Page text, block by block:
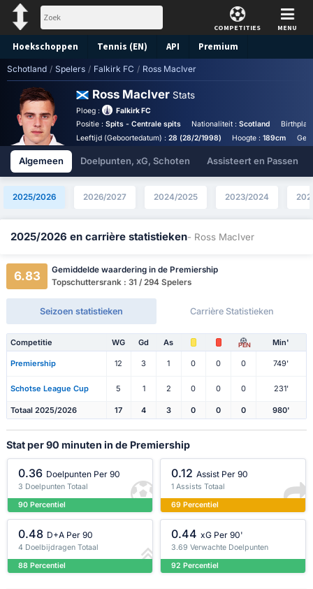
COMPETITIES MENU
Hoekschoppen Tennis (EN) API Premium
Voorspelling
Schotland / Spelers / Falkirk FC / Ross MacIver
Ross MacIver Stats
Ploeg :
Falkirk FC
Positie : Spits - Centrale spits Nationaliteit :Scotland
Leeftijd (Geboortedatum) : 28 (28/2/1998) Hoogte :189cm
Algemeen Doelpunten, xG, Schoten Assisteert en Passen
2025/2026 2026/2027 2024/2025 2023/2024
2025/2026 en carrière statistieken- Ross MacIver
6.83
Gemiddelde waardering in de Premiership
Topschuttersrank : 31 / 294 Spelers
Seizoen statistieken Carrière Statistieken
Competitie WG Gd As PEN Min'
Premiership 12 3 1 0 0 0 749'
Schotse League Cup 5 1 2 0 0 0 231'
Totaal 2025/2026 17 4 3 0 0 0 980'
Stat per 90 minuten in de Premiership
0.36 Doelpunten Per 90
3 Doelpunten Totaal
90 Percentiel
0.12 Assist Per 90
1 Assists Totaal
69 Percentiel
0.48 D+A Per 90
4 Doelbijdragen Totaal
88 Percentiel
0.44 xG Per 90'
3.69 Verwachte Doelpunten
92 Percentiel